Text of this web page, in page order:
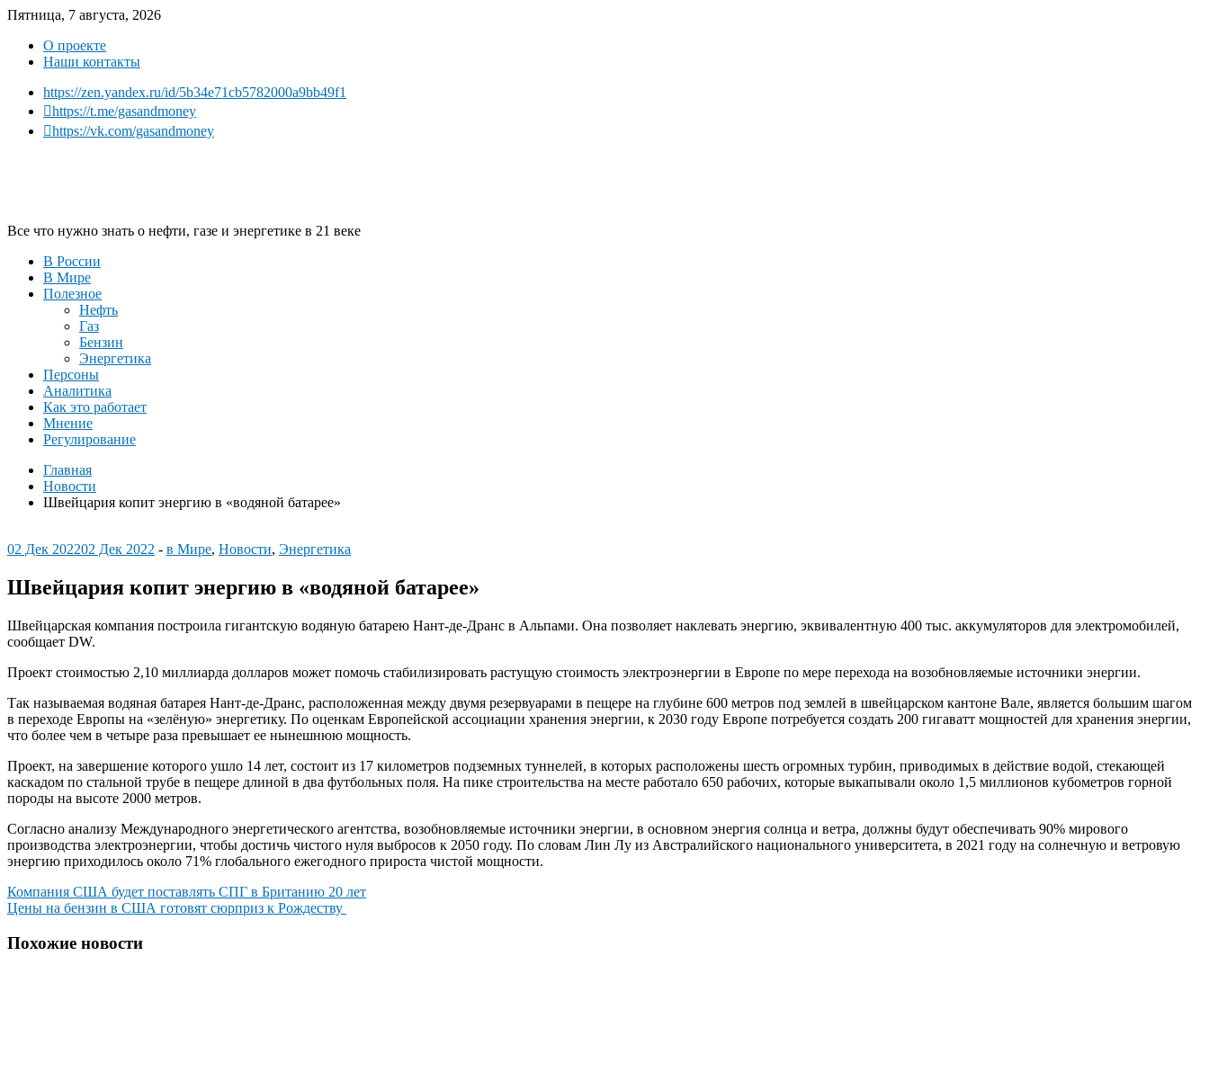
Пятница, 7 августа, 2026
О проекте
Наши контакты
https://zen.yandex.ru/id/5b34e71cb5782000a9bb49f1
https://t.me/gasandmoney
https://vk.com/gasandmoney
Все что нужно знать о нефти, газе и энергетике в 21 веке
В России
В Мире
Полезное
Нефть
Газ
Бензин
Энергетика
Персоны
Аналитика
Как это работает
Мнение
Регулирование
Главная
Новости
Швейцария копит энергию в «водяной батарее»
02 Дек 202202 Дек 2022 - в Мире, Новости, Энергетика
Швейцария копит энергию в «водяной батарее»
Швейцарская компания построила гигантскую водяную батарею Нант-де-Дранс в Альпами. Она позволяет наклевать энергию, эквивалентную 400 тыс. аккумуляторов для электромобилей,
сообщает DW.
Проект стоимостью 2,10 миллиарда долларов может помочь стабилизировать растущую стоимость электроэнергии в Европе по мере перехода на возобновляемые источники энергии.
Так называемая водяная батарея Нант-де-Дранс, расположенная между двумя резервуарами в пещере на глубине 600 метров под землей в швейцарском кантоне Вале, является большим шагом
в переходе Европы на «зелёную» энергетику. По оценкам Европейской ассоциации хранения энергии, к 2030 году Европе потребуется создать 200 гигаватт мощностей для хранения энергии,
что более чем в четыре раза превышает ее нынешнюю мощность.
Проект, на завершение которого ушло 14 лет, состоит из 17 километров подземных туннелей, в которых расположены шесть огромных турбин, приводимых в действие водой, стекающей
каскадом по стальной трубе в пещере длиной в два футбольных поля. На пике строительства на месте работало 650 рабочих, которые выкапывали около 1,5 миллионов кубометров горной
породы на высоте 2000 метров.
Согласно анализу Международного энергетического агентства, возобновляемые источники энергии, в основном энергия солнца и ветра, должны будут обеспечивать 90% мирового
производства электроэнергии, чтобы достичь чистого нуля выбросов к 2050 году. По словам Лин Лу из Австралийского национального университета, в 2021 году на солнечную и ветровую
энергию приходилось около 71% глобального ежегодного прироста чистой мощности.
Навигация
по
записям
Компания США будет поставлять СПГ в Британию 20 лет
Цены на бензин в США готовят сюрприз к Рождеству
Похожие новости